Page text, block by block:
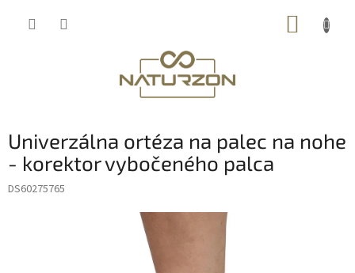
Univerzálna ortéza na palec na nohe
- korektor vybočeného palca
DS60275765